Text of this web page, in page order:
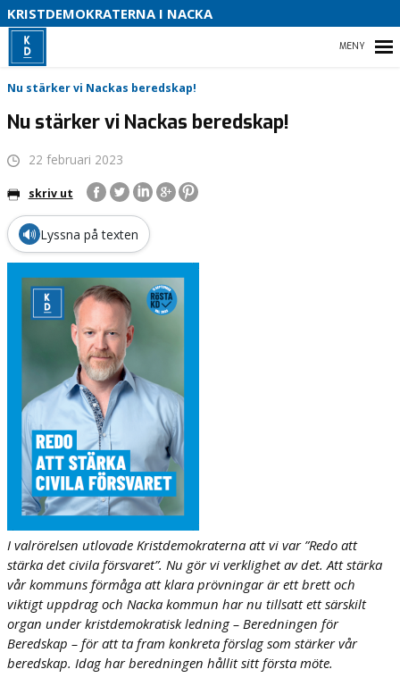
KRISTDEMOKRATERNA I NACKA
HEM
DETTA VILL VI I NACKA
VÅRA FÖRETRÄDARE
Nu stärker vi Nackas beredskap!
Nu stärker vi Nackas beredskap!
22 februari 2023
skriv ut
🔊 Lyssna på texten
I valrörelsen utlovade Kristdemokraterna att vi var ”Redo att
stärka det civila försvaret”. Nu gör vi verklighet av det. Att stärka
vår kommuns förmåga att klara prövningar är ett brett och
viktigt uppdrag och Nacka kommun har nu tillsatt ett särskilt
organ under kristdemokratisk ledning – Beredningen för
Beredskap – för att ta fram konkreta förslag som stärker vår
beredskap. Idag har beredningen hållit sitt första möte.